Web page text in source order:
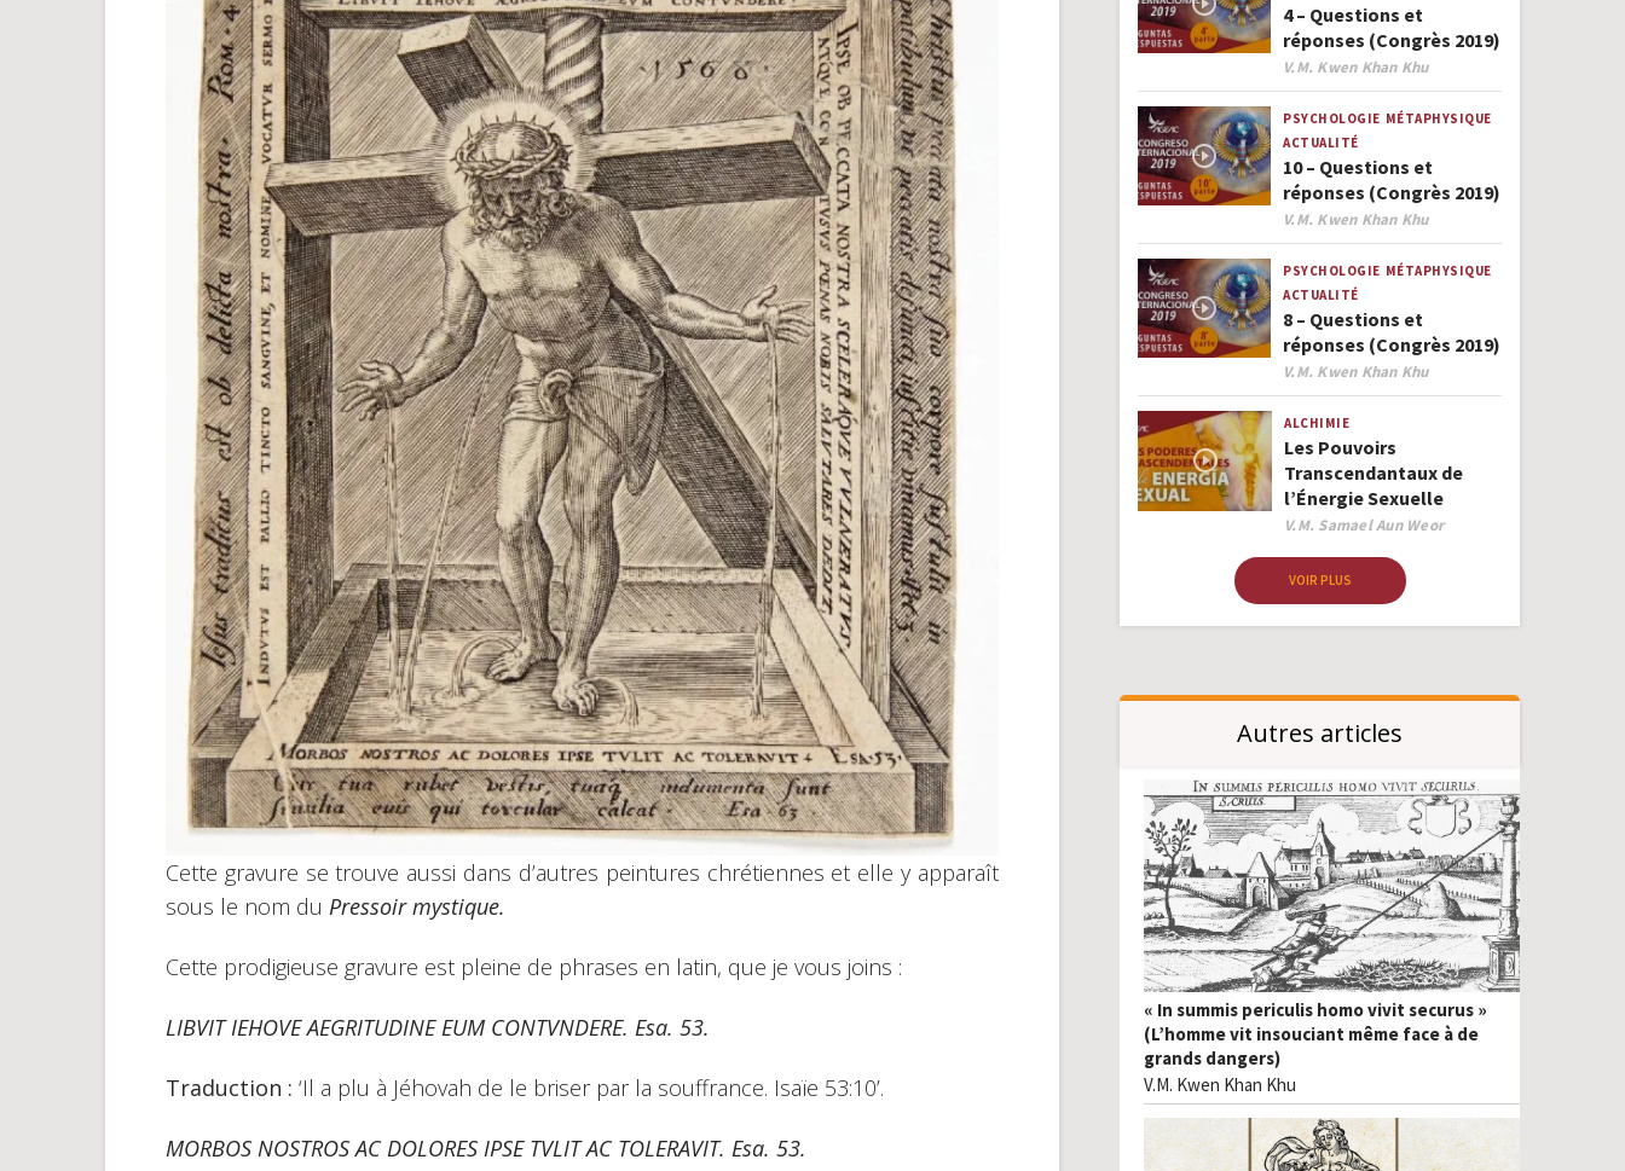
Cette gravure se trouve aussi dans d’autres peintures chrétiennes et elle y apparaît
sous le nom du Pressoir mystique.
Cette prodigieuse gravure est pleine de phrases en latin, que je vous joins :
LIBVIT IEHOVE AEGRITUDINE EUM CONTVNDERE. Esa. 53.
Traduction : ‘Il a plu à Jéhovah de le briser par la souffrance. Isaïe 53:10’.
MORBOS NOSTROS AC DOLORES IPSE TVLIT AC TOLERAVIT. Esa. 53.
4 – Questions et
réponses (Congrès 2019)
Author
V.M. Kwen Khan Khu
PSYCHOLOGIE MÉTAPHYSIQUE
ACTUALITÉ
10 – Questions et
réponses (Congrès 2019)
Author
V.M. Kwen Khan Khu
PSYCHOLOGIE MÉTAPHYSIQUE
ACTUALITÉ
8 – Questions et
réponses (Congrès 2019)
Author
V.M. Kwen Khan Khu
ALCHIMIE
Les Pouvoirs
Transcendantaux de
l’Énergie Sexuelle
Author
V.M. Samael Aun Weor
VOIR PLUS
Autres articles
« In summis periculis homo vivit securus »
(L’homme vit insouciant même face à de
grands dangers)
V.M. Kwen Khan Khu